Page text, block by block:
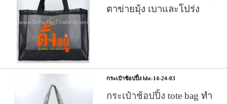
ตาข่ายมุ้ง เบาและโปร่ง
กระเป๋าช้อปปิ้ง bbt-14-24-03
กระเป๋าช้อปปิ้ง tote bag ทำ